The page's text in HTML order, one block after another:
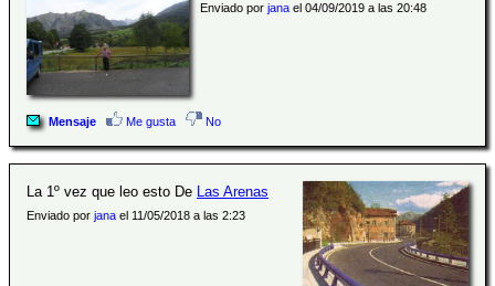
Enviado por janael 04/09/2019 a las 20:48
Mensaje Me gusta No
La 1º vez que leo esto De Las Arenas
Enviado por jana el 11/05/2018 a las 2:23